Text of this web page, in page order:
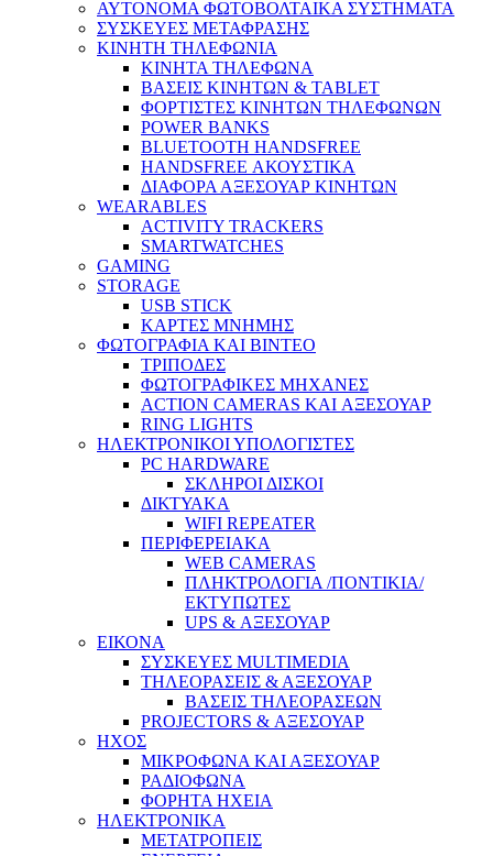
ΑΥΤΟΝΟΜΑ ΦΩΤΟΒΟΛΤΑΙΚΑ ΣΥΣΤΗΜΑΤΑ
ΣΥΣΚΕΥΕΣ ΜΕΤΑΦΡΑΣΗΣ
ΚΙΝΗΤΗ ΤΗΛΕΦΩΝΙΑ
ΚΙΝΗΤΑ ΤΗΛΕΦΩΝΑ
ΒΑΣΕΙΣ ΚΙΝΗΤΩΝ & TABLET
ΦΟΡΤΙΣΤΕΣ ΚΙΝΗΤΩΝ ΤΗΛΕΦΩΝΩΝ
POWER BANKS
BLUETOOTH HANDSFREE
HANDSFREE ΑΚΟΥΣΤΙΚΑ
ΔΙΑΦΟΡΑ ΑΞΕΣΟΥΑΡ ΚΙΝΗΤΩΝ
WEARABLES
ACTIVITY TRACKERS
SMARTWATCHES
GAMING
STORAGE
USB STICK
ΚΑΡΤΕΣ ΜΝΗΜΗΣ
ΦΩΤΟΓΡΑΦΙΑ ΚΑΙ ΒΙΝΤΕΟ
ΤΡΙΠΟΔΕΣ
ΦΩΤΟΓΡΑΦΙΚΕΣ ΜΗΧΑΝΕΣ
ACTION CAMERAS KAI ΑΞΕΣΟΥΑΡ
RING LIGHTS
ΗΛΕΚΤΡΟΝΙΚΟΙ ΥΠΟΛΟΓΙΣΤΕΣ
PC HARDWARE
ΣΚΛΗΡΟΙ ΔΙΣΚΟΙ
ΔΙΚΤΥΑΚΑ
WIFI REPEATER
ΠΕΡΙΦΕΡΕΙΑΚΑ
WEB CAMERAS
ΠΛΗΚΤΡΟΛΟΓΙΑ /ΠΟΝΤΙΚΙΑ/
ΕΚΤΥΠΩΤΕΣ
UPS & ΑΞΕΣΟΥΑΡ
ΕΙΚΟΝΑ
ΣΥΣΚΕΥΕΣ MULTIMEDIA
ΤΗΛΕΟΡΑΣΕΙΣ & ΑΞΕΣΟΥΑΡ
ΒΑΣΕΙΣ ΤΗΛΕΟΡΑΣΕΩΝ
PROJECTORS & ΑΞΕΣΟΥΑΡ
ΗΧΟΣ
ΜΙΚΡΟΦΩΝΑ ΚΑΙ ΑΞΕΣΟΥΑΡ
ΡΑΔΙΟΦΩΝΑ
ΦΟΡΗΤΑ ΗΧΕΙΑ
ΗΛΕΚΤΡΟΝΙΚΑ
ΜΕΤΑΤΡΟΠΕΙΣ